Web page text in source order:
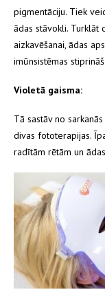
pigmentāciju. Tiek
ādas stāvokli. Turklāt
aizkavēšanai, ādas
imūnsistēmas
Violetā gaisma:
Tā sastāv no
divas fototerapijas.
radītām rētām un